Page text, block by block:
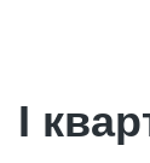
I